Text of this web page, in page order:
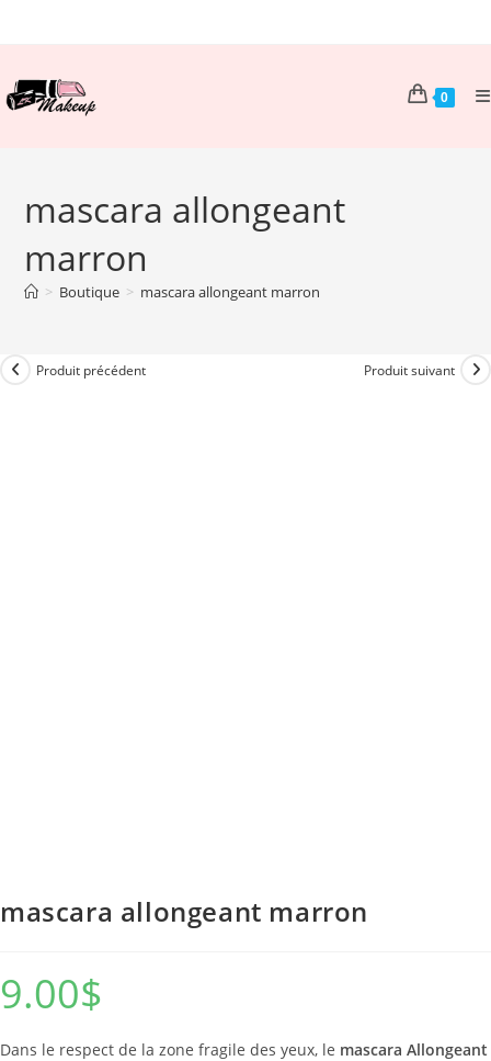
0
mascara allongeant
marron
> Boutique > mascara allongeant marron
Produit précédent Produit suivant
mascara allongeant marron
9.00$
Dans le respect de la zone fragile des yeux, le mascara Allongeant